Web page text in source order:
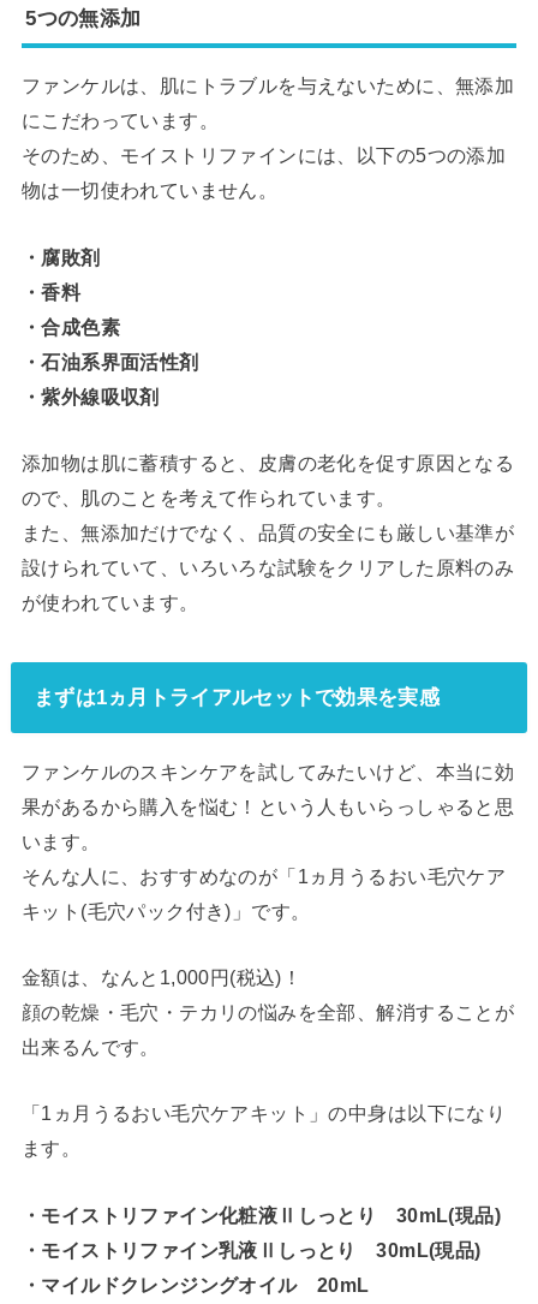
5つの無添加
ファンケルは、肌にトラブルを与えないために、無添加
にこだわっています。
そのため、モイストリファインには、以下の5つの添加
物は一切使われていません。
・腐敗剤
・香料
・合成色素
・石油系界面活性剤
・紫外線吸収剤
添加物は肌に蓄積すると、皮膚の老化を促す原因となる
ので、肌のことを考えて作られています。
また、無添加だけでなく、品質の安全にも厳しい基準が
設けられていて、いろいろな試験をクリアした原料のみ
が使われています。
まずは1ヵ月トライアルセットで効果を実感
ファンケルのスキンケアを試してみたいけど、本当に効
果があるから購入を悩む！という人もいらっしゃると思
います。
そんな人に、おすすめなのが「1ヵ月うるおい毛穴ケア
キット(毛穴パック付き)」です。
金額は、なんと1,000円(税込)！
顔の乾燥・毛穴・テカリの悩みを全部、解消することが
出来るんです。
「1ヵ月うるおい毛穴ケアキット」の中身は以下になり
ます。
・モイストリファイン化粧液Ⅱしっとり 30mL(現品)
・モイストリファイン乳液Ⅱしっとり 30mL(現品)
・マイルドクレンジングオイル 20mL